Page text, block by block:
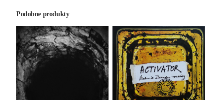
Podobne produkty